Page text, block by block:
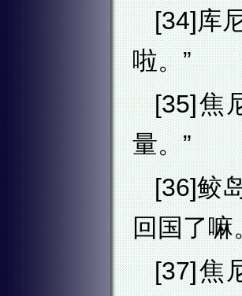
[34]库
啦。”
[35]焦
量。”
[36]鲛
回国了嘛
[37]焦